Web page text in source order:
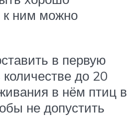
к ним можно
в первую
до 20
в нём птиц в
не допустить